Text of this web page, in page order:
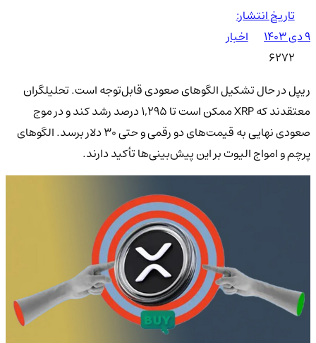
تاریخ انتشار:
اخبار
6272
ریپل در حال تشکیل الگوهای صعودی قابل‌توجه است. تحلیلگران
معتقدند که XRP ممکن است تا 1,295 درصد رشد کند و در موج
صعودی نهایی به قیمت‌های دو رقمی و حتی 30 دلار برسد. الگوهای
پرچم و امواج الیوت بر این پیش‌بینی‌ها تأکید دارند.